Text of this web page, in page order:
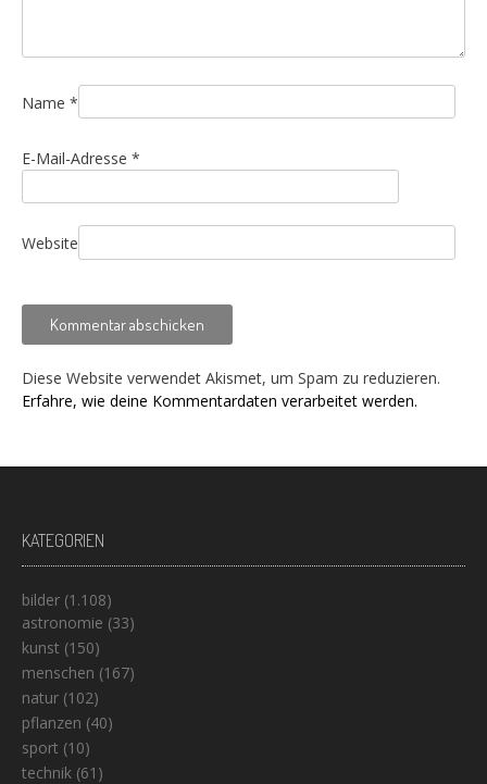
Name *
E-Mail-Adresse *
Website
Diese Website verwendet Akismet, um Spam zu reduzieren.
Erfahre, wie deine Kommentardaten verarbeitet werden.
KATEGORIEN
bilder (1.108)
astronomie (33)
kunst (150)
menschen (167)
natur (102)
pflanzen (40)
sport (10)
technik (61)